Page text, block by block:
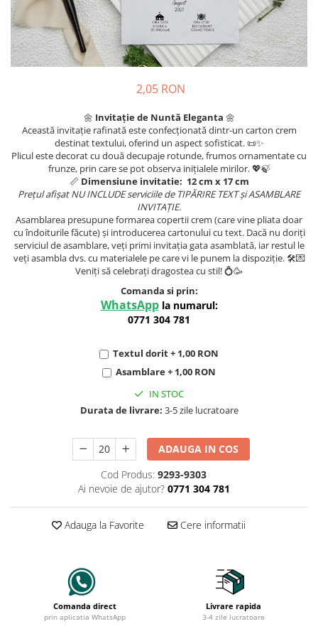
Meniuri & nr de BOTEZ
Plicuri si cartoane pentru INVITATII
TAVA pentru MOT
Baloane & decoratiuni BOTEZ
Trusouri & Lumanari Botez
Pahare Miri & Nasi
Cocarde nunta
Inmormatare/pomana
2,05 RON
🌼 Invitație de Nuntă Eleganta 🌼
Această invitație rafinată este confecționată dintr-un carton crem
destinat textului, oferind un aspect sofisticat. 📜✨
Plicul este decorat cu două decupaje rotunde, frumos ornamentate cu
frunze, prin care se pot observa inițialele mirilor. 💖🍃
📏 Dimensiune invitatie: 12 cm x 17 cm
Prețul afișat NU INCLUDE serviciile de TIPĂRIRE TEXT și ASAMBLARE
INVITAȚIE.
Asamblarea presupune formarea copertii crem (care vine pliata doar
cu îndoiturile făcute) și introducerea cartonului cu text. Dacă nu doriți
serviciul de asamblare, veți primi invitația gata asamblată, iar restul le
veți asambla dvs. cu materialele pe care vi le punem la dispoziție. 🛠️💌
Veniți să celebrați dragostea cu stil! 💍🥳
Comanda si prin:
WhatsApp la numarul:
0771 304 781
Textul dorit + 1,00 RON
Asamblare + 1,00 RON
IN STOC
Durata de livrare: 3-5 zile lucratoare
ADAUGA IN COS
Cod Produs: 9293-9303
Ai nevoie de ajutor? 0771 304 781
Adauga la Favorite Cere informatii
Comanda direct
prin aplicatia WhatsApp
Livrare rapida
3-4 zile lucratoare